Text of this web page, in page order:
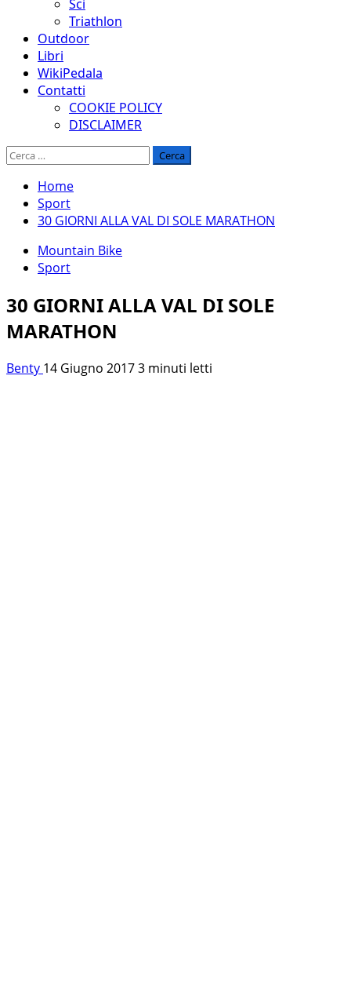
Sci
Triathlon
Outdoor
Libri
WikiPedala
Contatti
COOKIE POLICY
DISCLAIMER
Ricerca
Home
Sport
30 GIORNI ALLA VAL DI SOLE MARATHON
Mountain Bike
Sport
30 GIORNI ALLA VAL DI SOLE
MARATHON
Benty 14 Giugno 20173 minuti letti